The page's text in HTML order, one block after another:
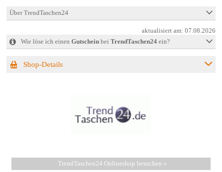
Über TrendTaschen24
aktualisiert am:07.08.2026
Wie löse ich einen Gutscheinbei TrendTaschen24ein?
Shop-Details
TrendTaschen24 Onlineshop besuchen »